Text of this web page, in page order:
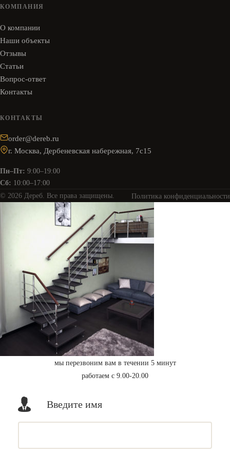
КОМПАНИЯ
О компании
Наши объекты
Отзывы
Статьи
Вопрос-ответ
Контакты
КОНТАКТЫ
order@dereb.ru
г. Москва, Дербеневская набережная, 7с15
Пн–Пт: 9:00–19:00
Сб: 10:00–17:00
© 2026 Дереб. Все права защищены.
Политика конфиденциальности
мы перезвоним вам в течении 5 минут
работаем с 9.00-20.00
Введите имя